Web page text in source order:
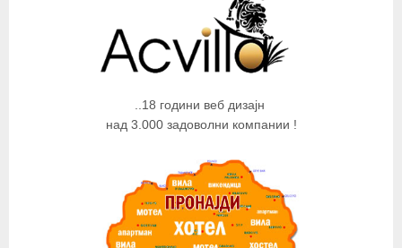
..18 години веб дизајн
над 3.000 задоволни компании !